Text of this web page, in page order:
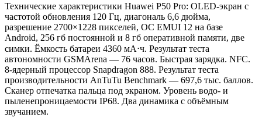
Технические характеристики Huawei P50 Pro: OLED-экран с
частотой обновления 120 Гц, диагональ 6,6 дюйма,
разрешение 2700×1228 пикселей, ОС EMUI 12 на базе
Android, 256 гб постоянной и 8 гб оперативной памяти, две
симки. Ёмкость батареи 4360 мА⋅ч. Результат теста
автономности GSMArena — 76 часов. Быстрая зарядка. NFC.
8-ядерный процессор Snapdragon 888. Результат теста
производительности AnTuTu Benchmark — 697,6 тыс. баллов.
Сканер отпечатка пальца под экраном. Уровень водо- и
пыленепроницаемости IP68. Два динамика с объёмным
звучанием.